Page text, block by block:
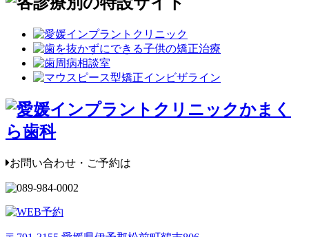
お問い合わせ・ご予約は